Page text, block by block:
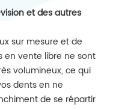
et des autres
sur mesure et de
en vente libre ne sont
volumineux, ce qui
dents en ne
de se répartir